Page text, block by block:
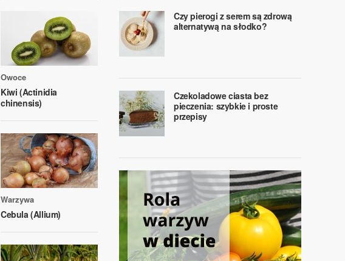
Owoce
Kiwi (Actinidia
chinensis)
Warzywa
Cebula (Allium)
Czy pierogi z serem są zdrową
alternatywą na słodko?
Czekoladowe ciasta bez
pieczenia: szybkie i proste
przepisy